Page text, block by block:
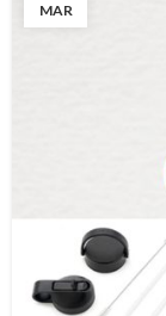
MAR